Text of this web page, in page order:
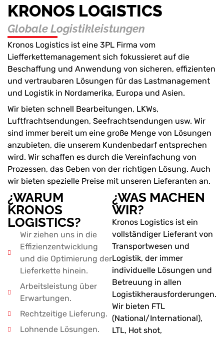
KRONOS LOGISTICS
Globale Logistikleistungen
Kronos Logistics ist eine 3PL Firma vom
Liefferkettemanagement sich fokussieret auf die
Beschaffung und Anwendung von sicheren, effizienten
und vertraubaren Lösungen für das Lastmanagement
und Logistik in Nordamerika, Europa und Asien.
Wir bieten schnell Bearbeitungen, LKWs,
Luftfrachtsendungen, Seefrachtsendungen usw. Wir
sind immer bereit um eine große Menge von Lösungen
anzubieten, die unserem Kundenbedarf entsprechen
wird. Wir schaffen es durch die Vereinfachung von
Prozessen, das Geben von der richtigen Lösung. Auch
wir bieten spezielle Preise mit unseren Lieferanten an.
¿WARUM
KRONOS
LOGISTICS?
Wir ziehen uns in die
Effizienzentwicklung
und die Optimierung der
Lieferkette hinein.
Arbeitsleistung über
Erwartungen.
Rechtzeitige Lieferung.
Lohnende Lösungen.
¿WAS MACHEN
WIR?
Kronos Logistics ist ein
vollständiger Lieferant von
Transportwesen und
Logistik, der immer
individuelle Lösungen und
Betreuung in allen
Logistikherausforderungen.
Wir bieten FTL
(National/International),
LTL, Hot shot,